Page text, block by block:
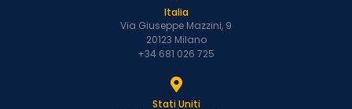
Italia
Via Giuseppe Mazzini, 9
20123 Milano
+34 681 026 725
Stati Uniti